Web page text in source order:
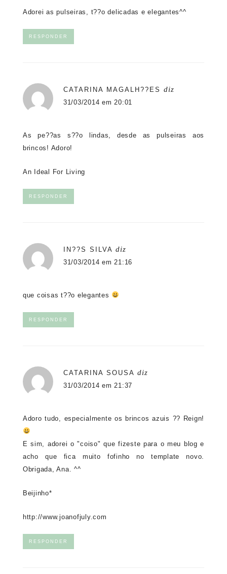
Adorei as pulseiras, t??o delicadas e elegantes^^
RESPONDER
CATARINA MAGALH??ES diz
31/03/2014 em 20:01
As pe??as s??o lindas, desde as pulseiras aos
brincos! Adoro!
An Ideal For Living
RESPONDER
IN??S SILVA diz
31/03/2014 em 21:16
que coisas t??o elegantes
RESPONDER
CATARINA SOUSA diz
31/03/2014 em 21:37
Adoro tudo, especialmente os brincos azuis ?? Reign!
E sim, adorei o "coiso" que fizeste para o meu blog e
acho que fica muito fofinho no template novo.
Obrigada, Ana. ^^
Beijinho*
http://www.joanofjuly.com
RESPONDER